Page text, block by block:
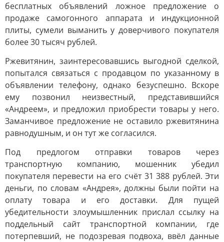
бесплатных объявлений ложное предложение о
продаже самогонного аппарата и индукционной
плиты, сумели выманить у доверчивого покупателя
более 30 тысяч рублей.
Ржевитянин, заинтересовавшись выгодной сделкой,
попытался связаться с продавцом по указанному в
объявлении телефону, однако безуспешно. Вскоре
ему позвонил неизвестный, представившийся
«Андреем», и предложил приобрести товары у него.
Заманчивое предложение не оставило ржевитянина
равнодушным, и он тут же согласился.
Под предлогом отправки товаров через
транспортную компанию, мошенник убедил
покупателя перевести на его счёт 31 388 рублей. Эти
деньги, по словам «Андрея», должны были пойти на
оплату товара и его доставки. Для пущей
убедительности злоумышленник прислал ссылку на
поддельный сайт транспортной компании, где
потерпевший, не подозревая подвоха, ввёл данные